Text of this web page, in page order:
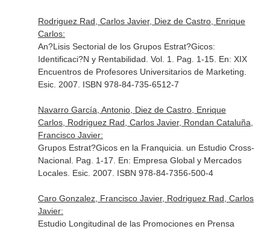
Rodriguez Rad, Carlos Javier, Diez de Castro, Enrique
Carlos:
An?Lisis Sectorial de los Grupos Estrat?Gicos:
Identificaci?N y Rentabilidad. Vol. 1. Pag. 1-15. En: XIX
Encuentros de Profesores Universitarios de Marketing
Esic. 2007. ISBN 978-84-735-6512-7
Navarro García, Antonio, Diez de Castro, Enrique
Carlos, Rodriguez Rad, Carlos Javier, Rondan Cataluña,
Francisco Javier:
Grupos Estrat?Gicos en la Franquicia. un Estudio Cross-
Nacional. Pag. 1-17. En: Empresa Global y Mercados
Locales. Esic. 2007. ISBN 978-84-7356-500-4
Caro Gonzalez, Francisco Javier, Rodriguez Rad, Carlos
Javier:
Estudio Longitudinal de las Promociones en Prensa